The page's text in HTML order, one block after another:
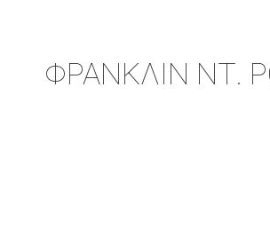
ΦΡΆΝΚΛΙΝ ΝΤ.